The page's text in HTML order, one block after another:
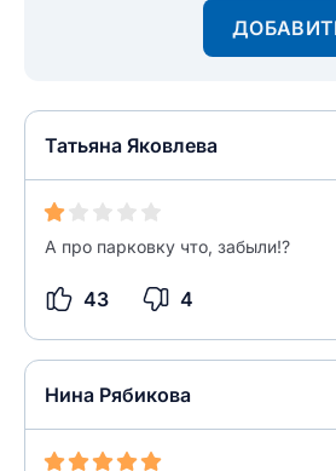
Татьяна Яковлева
А про парковку что, забыли!?
43 4
Нина Рябикова
разрешить публикацию
разрешить публикацию
ОСТАВИТЬ
НАЙТИ МЕНЯ
ЗАКРЫТЬ